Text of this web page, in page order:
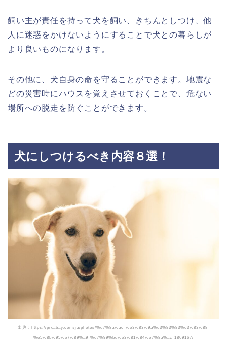
飼い主が責任を持って犬を飼い、きちんとしつけ、他
人に迷惑をかけないようにすることで犬との暮らしが
より良いものになります。
その他に、犬自身の命を守ることができます。地震な
どの災害時にハウスを覚えさせておくことで、危ない
場所への脱走を防ぐことができます。
犬にしつけるべき内容８選！
出典：https://pixabay.com/ja/photos/%e7%8a%ac-%e3%83%9a%e3%83%83%e3%83%88-
%e5%8b%95%e7%89%a9-%e7%99%bd%e3%81%84%e7%8a%ac-1869167/